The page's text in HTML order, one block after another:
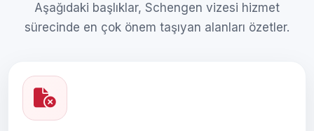
Aşağıdaki başlıklar, Schengen vizesi hizmet
sürecinde en çok önem taşıyan alanları özetler.